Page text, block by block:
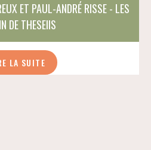
ET PAUL-ANDRÉ RISSE - LES
DE THESEIIS
LA SUITE